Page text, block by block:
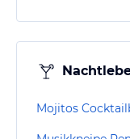
Mojitos